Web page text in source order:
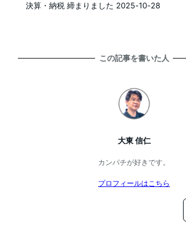
決算・納税 締まりました 2025-10-28
この記事を書いた人
大東 信仁
カンパチが好きです。
プロフィールはこちら